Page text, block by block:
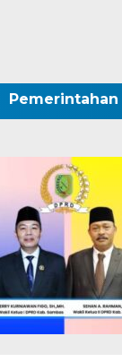
Pemerintahan